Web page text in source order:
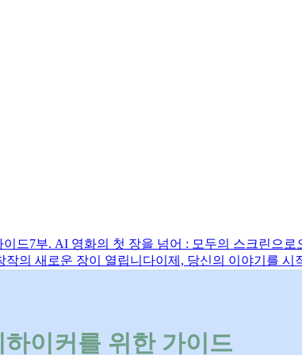
이드7부. AI 영화의 첫 장을 넘어 : 모두의 스크린으로
작의 새로운 장이 열립니다이제, 당신의 이야기를 시
이커를 위한 가이드